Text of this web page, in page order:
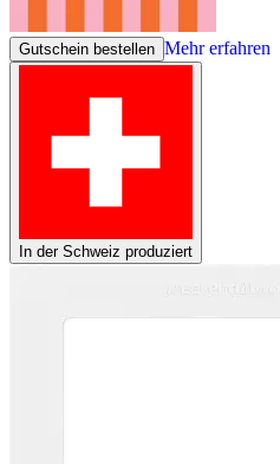
Gutschein bestellen Mehr erfahren
In der Schweiz produziert